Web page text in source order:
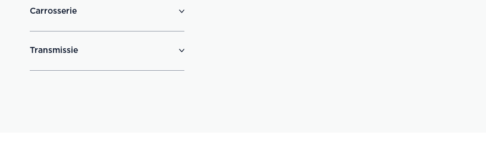
Carrosserie
Transmissie